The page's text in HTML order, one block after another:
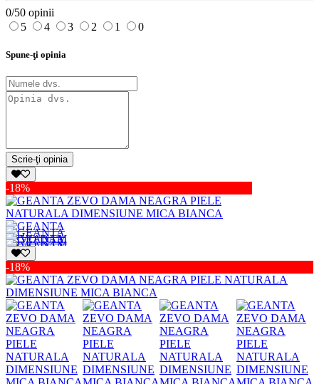
0/50 opinii
5
4 3 2 1 0
Spune-ţi opinia
Scrie-ţi opinia
-18%
-18%